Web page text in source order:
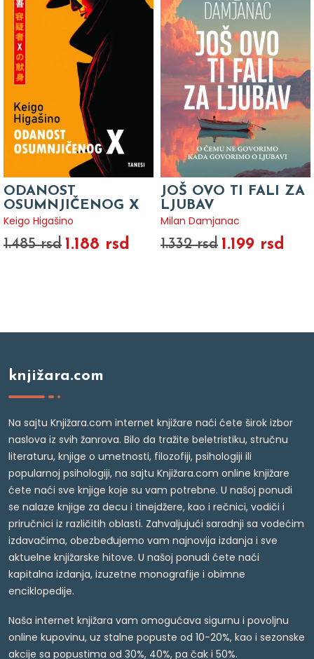
ODANOST
OSUMNJIČENOG X
Keigo Higašino
1.485 rsd 1.188 rsd
JOŠ OVO TI FALI ZA
LJUBAV
Milan Damjanac
1.332 rsd 1.199 rsd
knjižara.com
Na sajtu Knjižara.com internet knjižare naći ćete širok izbor
naslova iz svih žanrova. Bilo da tražite beletristiku, stručnu
literaturu, knjige o umetnosti, filozofiji, psihologiji ili
popularnoj psihologiji, na sajtu Knjižara.com online knjižare
ćete naći sve knjige koje su vam potrebne. U našoj ponudi
se nalaze knjige za decu i tinejdžere, kao i rečnici, vodiči i
priručnici iz različitih oblasti. Zahvaljujući saradnji sa vodećim
izdavačima, obezbeđujemo vam najnovija izdanja i sve
aktuelne knjižarske hitove. U našoj ponudi ćete naći
kapitalna izdanja, izuzetne monografije i obimne
enciklopedije.
Naša internet knjižara vam omogućava sigurnu i povoljnu
online kupovinu, uz stalne popuste od 10-20%, kao i sezonske
akcije sa popustima od 30%, 40%, pa čak i 50%.